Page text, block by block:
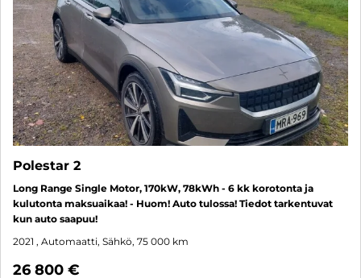
Polestar 2
Long Range Single Motor, 170kW, 78kWh - 6 kk korotonta ja
kulutonta maksuaikaa! - Huom! Auto tulossa! Tiedot tarkentuvat
kun auto saapuu!
2021 , Automaatti, Sähkö, 75 000 km
26 800 €